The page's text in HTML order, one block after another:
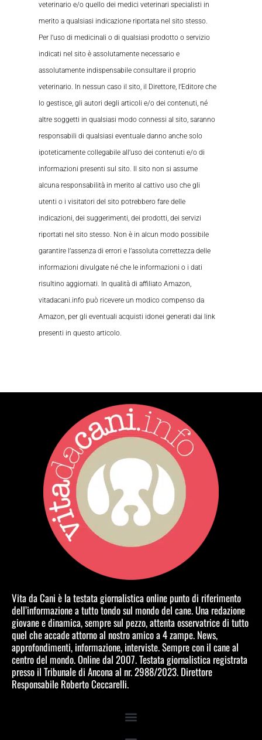
veterinario e/o quello dei medici veterinari specialisti in
merito a qualsiasi indicazione riportata nel sito stesso.
Per l’uso di medicinali o di qualsiasi prodotto o servizio
indicati nel sito è assolutamente necessario e
assolutamente indispensabile consultare il proprio
veterinario. In nessun caso il sito, il Direttore, l’Editore che
lo gestisce, gli autori degli articoli e/o dei contenuti, né
altre soggetti in qualsiasi modo connessi al sito, saranno
responsabili di qualsiasi eventuale danno anche solo
ipoteticamente collegabile all’uso dei contenuti e/o di
informazioni presenti sul sito. Il sito non si assume
alcuna responsabilità in merito al cattivo uso che gli
utenti o i visitatori del sito potrebbero fare delle
indicazioni, dei suggerimenti, dei prodotti, dei servizi
riportati nel sito stesso. Non è in alcun modo possibile
garantire l’assenza di errori e l’assoluta correttezza delle
informazioni divulgate né che le informazioni o i dati
risultino aggiornati. In qualità di affiliato Amazon,
vitadacani.info può ricevere un modico compenso da
Amazon, per gli eventuali acquisti idonei generati dai link
presenti in questo articolo.
Vita da Cani è la testata giornalistica online punto di riferimento
dell’informazione a tutto tondo sul mondo del cane. Una redazione
giovane e dinamica, sempre sul pezzo, attenta osservatrice di tutto
quel che accade attorno al nostro amico a 4 zampe. News,
approfondimenti, informazione, interviste. Sempre con il cane al
centro del mondo. Online dal 2007. Testata giornalistica registrata
presso il Tribunale di Ancona al nr. 2988/2023. Direttore
Responsabile Roberto Ceccarelli.